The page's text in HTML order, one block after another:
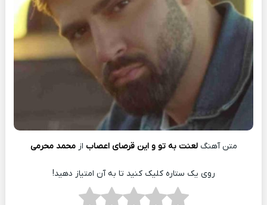
متن آهنگلعنت به تو و این قرصای اعصاب ازمحمد محرمی
روی یک ستاره کلیک کنید تا به آن امتیاز دهید!